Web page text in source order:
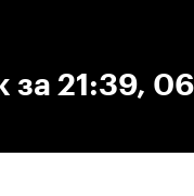
за 21:39,